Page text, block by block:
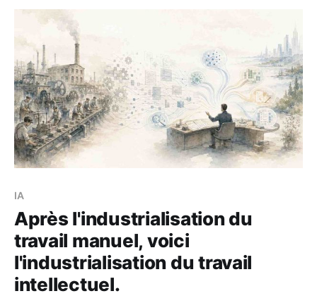
IA
Après l'industrialisation du
travail manuel, voici
l'industrialisation du travail
intellectuel.